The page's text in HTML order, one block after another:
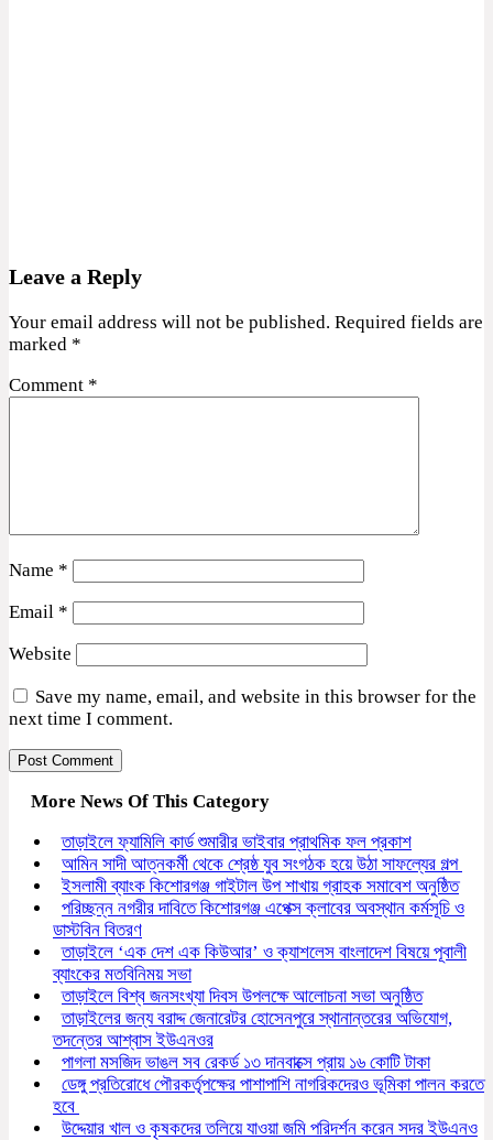
Leave a Reply
Your email address will not be published. Required fields are
marked *
Comment *
Name *
Email *
Website
Save my name, email, and website in this browser for the
next time I comment.
More News Of This Category
তাড়াইলে ফ্যামিলি কার্ড শুমারীর ভাইবার প্রাথমিক ফল প্রকাশ
আমিন সাদী আত্নকর্মী থেকে শ্রেষ্ঠ যুব সংগঠক হয়ে উঠা সাফল্যের গল্প
ইসলামী ব্যাংক কিশোরগঞ্জ গাইটাল উপ শাখায় গ্রাহক সমাবেশ অনুষ্ঠিত
পরিচ্ছন্ন নগরীর দাবিতে কিশোরগঞ্জ এপেক্স ক্লাবের অবস্থান কর্মসূচি ও
ডাস্টবিন বিতরণ
তাড়াইলে ‘এক দেশ এক কিউআর’ ও ক্যাশলেস বাংলাদেশ বিষয়ে পূবালী
ব্যাংকের মতবিনিময় সভা
তাড়াইলে বিশ্ব জনসংখ্যা দিবস উপলক্ষে আলোচনা সভা অনুষ্ঠিত
তাড়াইলের জন্য বরাদ্দ জেনারেটর হোসেনপুরে স্থানান্তরের অভিযোগ,
তদন্তের আশ্বাস ইউএনওর
পাগলা মসজিদ ভাঙল সব রেকর্ড ১৩ দানবাক্সে প্রায় ১৬ কোটি টাকা
ডেঙ্গু প্রতিরোধে পৌরকর্তৃপক্ষের পাশাপাশি নাগরিকদেরও ভূমিকা পালন করতে
হবে
উদ্দেয়ার খাল ও কৃষকদের তলিয়ে যাওয়া জমি পরিদর্শন করেন সদর ইউএনও